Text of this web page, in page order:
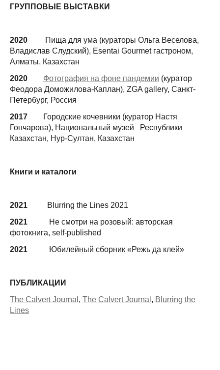
ГРУППОВЫЕ ВЫСТАВКИ
2020 Пища для ума (кураторы Ольга Веселова,
Владислав Слудский), Esentai Gourmet гастроном,
Алматы, Казахстан
2020
Фотография на фоне пандемии (куратор
Феодора Доможилова-Каплан), ZGA gallery, Санкт-
Петербург, Россия
2017 Городские кочевники (куратор Настя
Гончарова), Национальный музей Республики
Казахстан, Нур-Султан, Казахстан
Книги и каталоги
2021 Blurring the Lines 2021
2021 Не смотри на розовый: авторская
фотокнига, self-published
2021
Юбилейный сборник «Режь да клей»
ПУБЛИКАЦИИ
The Calvert Journal , The Calvert Journal , Blurring the
Lines